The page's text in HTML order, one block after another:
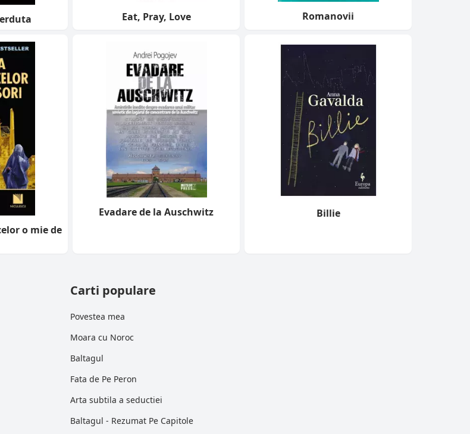
Eat, Pray, Love Romanovii
o mie de
Evadare de la Auschwitz Billie
Carti populare
Povestea mea
Moara cu Noroc
Baltagul
Fata de Pe Peron
Arta subtila a seductiei
Baltagul - Rezumat Pe Capitole